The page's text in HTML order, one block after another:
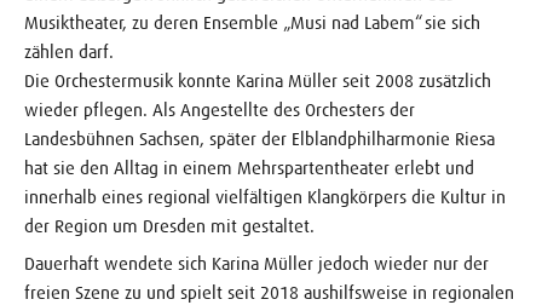
Musiktheater, zu deren Ensemble „Musi nad Labem“ sie sich
zählen darf.
Die Orchestermusik konnte Karina Müller seit 2008 zusätzlich
wieder pflegen. Als Angestellte des Orchesters der
Landesbühnen Sachsen, später der Elblandphilharmonie Riesa
hat sie den Alltag in einem Mehrspartentheater erlebt und
innerhalb eines regional vielfältigen Klangkörpers die Kultur in
der Region um Dresden mit gestaltet.
Dauerhaft wendete sich Karina Müller jedoch wieder nur der
freien Szene zu und spielt seit 2018 aushilfsweise in regionalen